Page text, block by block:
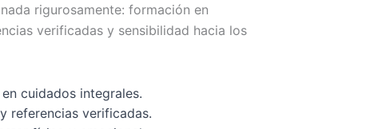
rigurosamente: formación en
verificadas y sensibilidad hacia los
cuidados integrales.
referencias verificadas.